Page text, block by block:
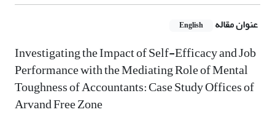
عنوان مقاله English
Investigating the Impact of Self-Efficacy and Job
Performance with the Mediating Role of Mental
Toughness of Accountants: Case Study Offices of
Arvand Free Zone